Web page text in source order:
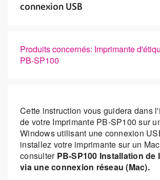
connexion USB
Produits concernés: Imprimante
PB-SP100
Cette instruction vous guidera dans
de votre Imprimante PB-SP100 sur
Windows utilisant une connexion
installez votre imprimante sur un
consulter PB-SP100 Installation de
via une connexion réseau (Mac).